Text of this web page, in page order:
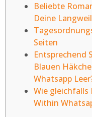
Beliebte
Deine
Seiten
Entsprechend
Blauen
Whatsapp
Wie gleichfalls
Within